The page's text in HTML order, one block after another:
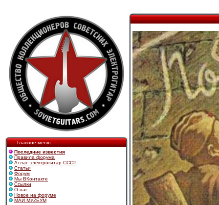
Главное меню
Последние известия
Правила форума
Атлас электрогитар СССР
Статьи
Форум
Мы ВКонтакте
Ссылки
О нас
Новое на форуме
МАЙ МУZЕУМ